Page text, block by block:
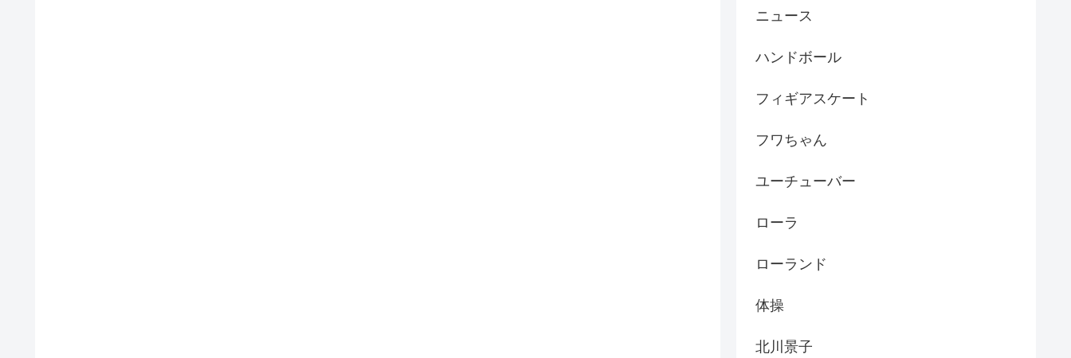
ニュース
ハンドボール
フィギアスケート
フワちゃん
ユーチューバー
ローラ
ローランド
体操
北川景子